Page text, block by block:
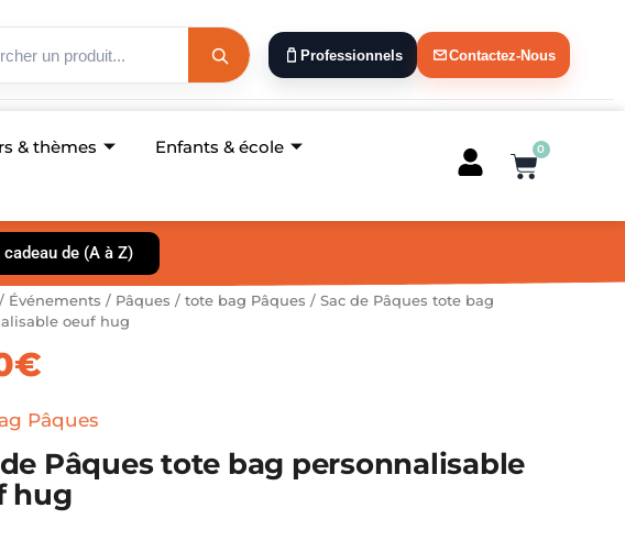
Professionnels Contactez-Nous
& thèmes
Enfants & école
0
Panier
de (A à Z)
/ Événements / Pâques / tote bag Pâques / Sac de Pâques tote bag
oeuf hug
€
Pâques
Pâques tote bag personnalisable
hug
quantité
de
de
tote
bag
personnalisable
oeuf
hug